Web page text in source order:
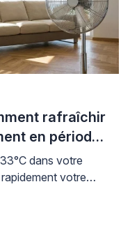
rafraîchir
en période
dans votre
votre
durables